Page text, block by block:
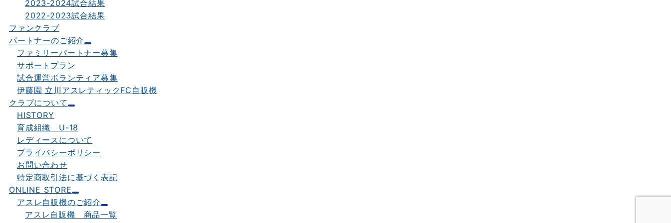
2023-2024試合結果
2022-2023試合結果
ファンクラブ
パートナーのご紹介
ファミリーパートナー募集
サポートプラン
試合運営ボランティア募集
伊藤園 立川アスレティックFC自販機
クラブについて
HISTORY
育成組織 U-18
レディースについて
プライバシーポリシー
お問い合わせ
特定商取引法に基づく表記
ONLINE STORE
アスレ自販機のご紹介
アスレ自販機 商品一覧